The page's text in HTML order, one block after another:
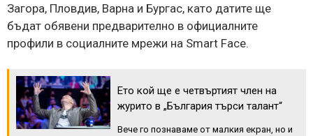
Загора, Пловдив, Варна и Бургас, като датите ще
бъдат обявени предварително в официалните
профили в социалните мрежи на Smart Face.
Ето кой ще е четвъртият член на
журито в „България търси талант“
Вече го познаваме от малкия екран, но и